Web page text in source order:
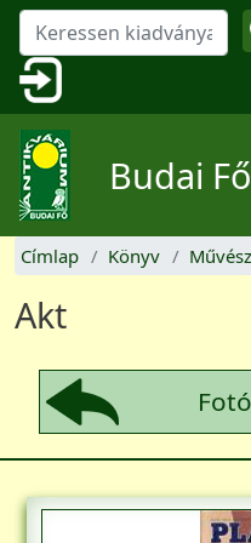
Felhasználói
Budai
Címlap Könyv
Akt